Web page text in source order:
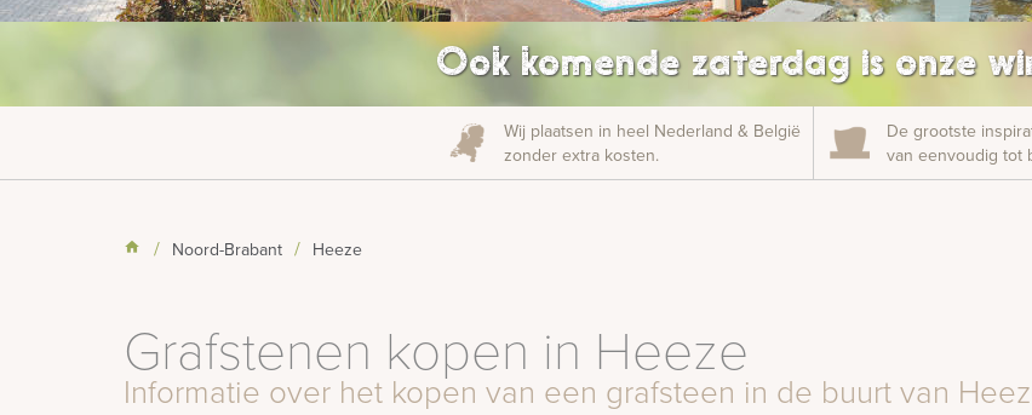
Ook komende zaterdag is onze
Wij plaatsen in heel Nederland & België
zonder extra kosten.
De grootste
van eenvoudig tot
Noord-Brabant Heeze
Grafstenen kopen in Heeze
Informatie over het kopen van een grafsteen in de buurt van